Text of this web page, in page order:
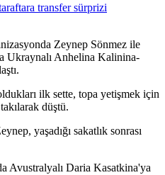
transfer sürprizi
Zeynep Sönmez ile
Ukraynalı Anhelina Kalinina-
ilk sette, topa yetişmek için
düştü.
yaşadığı sakatlık sonrası
Avustralyalı Daria Kasatkina'ya